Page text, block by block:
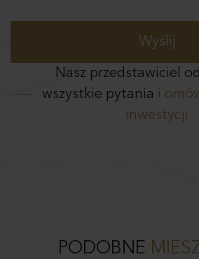
Nasz przedstawiciel
wszystkie pytania i
inwestycji
PODOBNE